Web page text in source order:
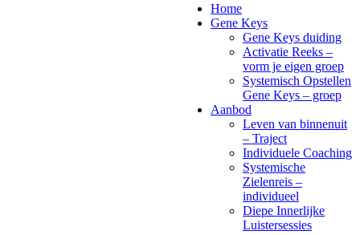
Home
Gene Keys
Gene Keys duiding
Activatie Reeks –
vorm je eigen groep
Systemisch Opstellen
Gene Keys – groep
Aanbod
Leven van binnenuit
– Traject
Individuele Coaching
Systemische
Zielenreis –
individueel
Diepe Innerlijke
Luistersessies